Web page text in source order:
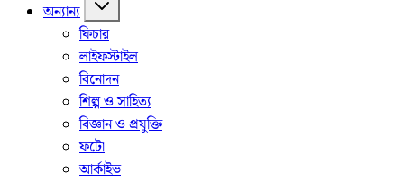
অন্যান্য
ফিচার
লাইফস্টাইল
বিনোদন
শিল্প ও সাহিত্য
বিজ্ঞান ও প্রযুক্তি
ফটো
আর্কাইভ